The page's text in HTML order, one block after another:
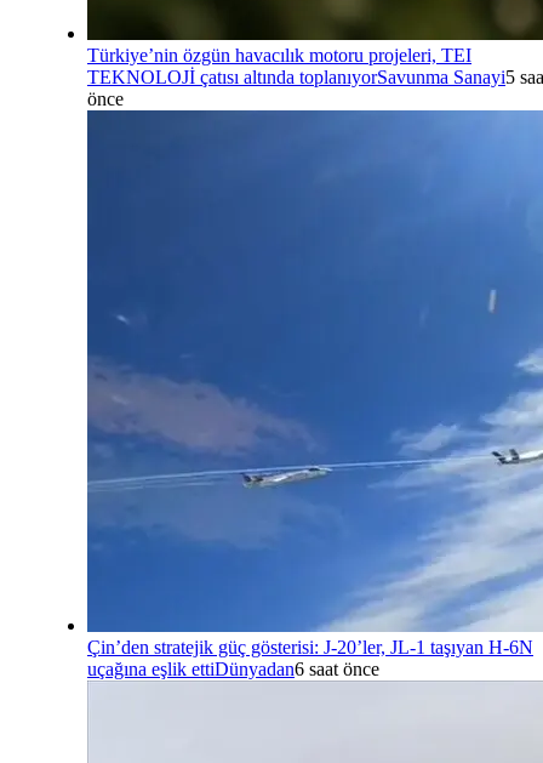
Türkiye’nin özgün havacılık motoru projeleri, TEI
TEKNOLOJİ çatısı altında toplanıyorSavunma Sanayi5
önce
Çin’den stratejik güç gösterisi: J-20’ler, JL-1 taşıyan H-6N
uçağına eşlik ettiDünyadan6 saat önce